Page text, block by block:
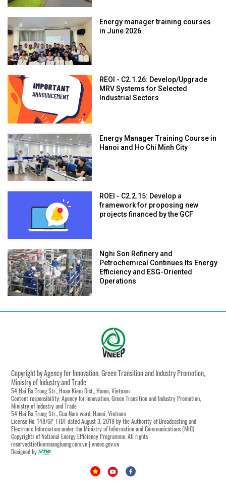
Energy manager training courses
in June 2026
REOI - C2.1.26: Develop/Upgrade
MRV Systems for Selected
Industrial Sectors
Energy Manager Training Course in
Hanoi and Ho Chi Minh City
ROEI - C2.2.15: Develop a
framework for proposing new
projects financed by the GCF
Nghi Son Refinery and
Petrochemical Continues Its Energy
Efficiency and ESG-Oriented
Operations
Copyright by Agency for Innovation, Green Transition and Industry Promotion,
Ministry of Industry and Trade
54 Hai Ba Trung Str., Hoan Kiem Dist., Hanoi, Vietnam
Content responsibility: Agency for Innovation, Green Transition and Industry Promotion,
Ministry of Industry and Trade
54 Hai Ba Trung Str., Cua Nam ward, Hanoi, Vietnam
License No. 148/GP-TTĐT dated August 3, 2019 by the Authority of Broadcasting and
Electronic Information under the Ministry of Information and Communications (MIC)
Copyrights of National Energy Efficiency Programme. All rights
reserved:tietkiemnangluong.com.vn | vneec.gov.vn
Designed by